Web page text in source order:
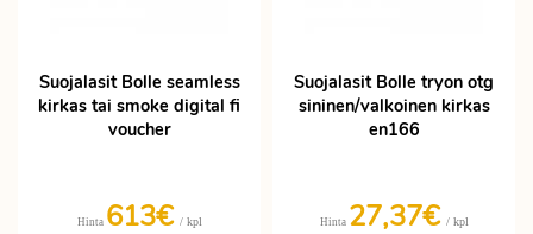
Suojalasit Bolle seamless
kirkas tai smoke digital fi
voucher
Hinta 613€ / kpl
Suojalasit Bolle tryon otg
sininen/valkoinen kirkas
en166
Hinta 27,37€ / kpl